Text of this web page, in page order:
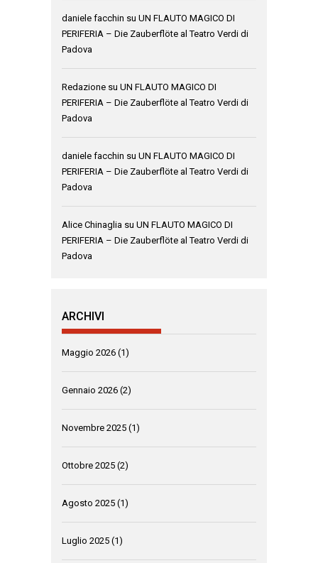
daniele facchin su UN FLAUTO MAGICO DI
PERIFERIA – Die Zauberflöte al Teatro Verdi di
Padova
Redazione su UN FLAUTO MAGICO DI
PERIFERIA – Die Zauberflöte al Teatro Verdi di
Padova
daniele facchin su UN FLAUTO MAGICO DI
PERIFERIA – Die Zauberflöte al Teatro Verdi di
Padova
Alice Chinaglia su UN FLAUTO MAGICO DI
PERIFERIA – Die Zauberflöte al Teatro Verdi di
Padova
ARCHIVI
Maggio 2026 (1)
Gennaio 2026 (2)
Novembre 2025 (1)
Ottobre 2025 (2)
Agosto 2025 (1)
Luglio 2025 (1)